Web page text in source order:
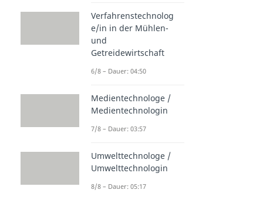
Verfahrenstechnolog
e/in in der Mühlen-
und
Getreidewirtschaft
6/8 – Dauer: 04:50
Medientechnologe /
Medientechnologin
7/8 – Dauer: 03:57
Umwelttechnologe /
Umwelttechnologin
8/8 – Dauer: 05:17